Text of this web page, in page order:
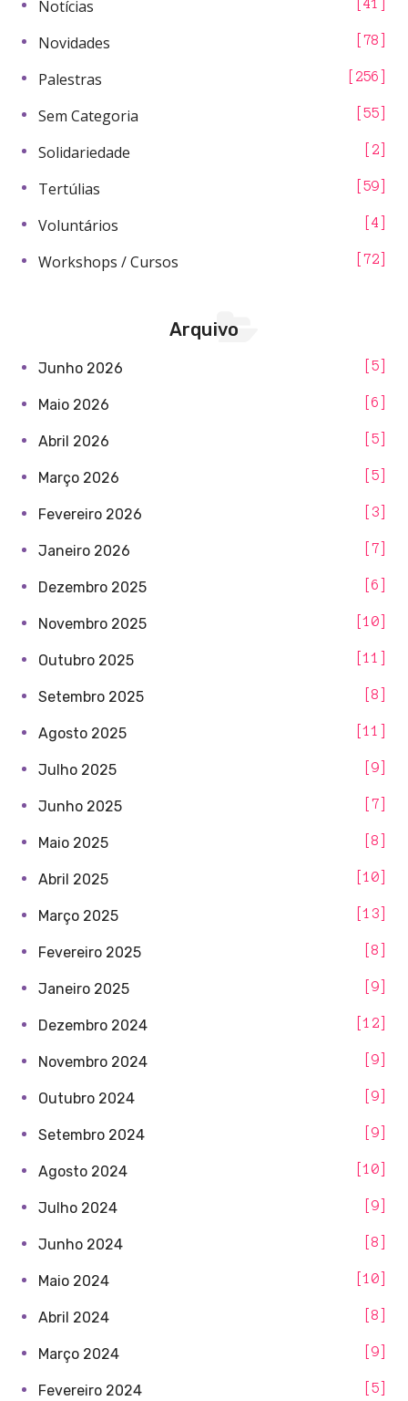
Notícias 41
Novidades 78
Palestras 256
Sem Categoria 55
Solidariedade 2
Tertúlias 59
Voluntários 4
Workshops / Cursos 72
Arquivo
Junho 2026 5
Maio 2026 6
Abril 2026 5
Março 2026 5
Fevereiro 2026 3
Janeiro 2026 7
Dezembro 2025 6
Novembro 2025 10
Outubro 2025 11
Setembro 2025 8
Agosto 2025 11
Julho 2025 9
Junho 2025 7
Maio 2025 8
Abril 2025 10
Março 2025 13
Fevereiro 2025 8
Janeiro 2025 9
Dezembro 2024 12
Novembro 2024 9
Outubro 2024 9
Setembro 2024 9
Agosto 2024 10
Julho 2024 9
Junho 2024 8
Maio 2024 10
Abril 2024 8
Março 2024 9
Fevereiro 2024 5